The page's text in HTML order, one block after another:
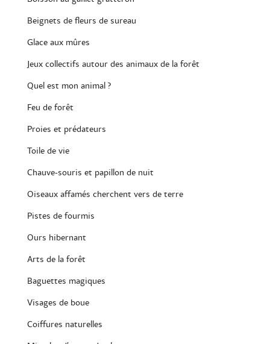
Beignets de fleurs de sureau
Glace aux mûres
Jeux collectifs autour des animaux de la forêt
Quel est mon animal ?
Feu de forêt
Proies et prédateurs
Toile de vie
Chauve-souris et papillon de nuit
Oiseaux affamés cherchent vers de terre
Pistes de fourmis
Ours hibernant
Arts de la forêt
Baguettes magiques
Visages de boue
Coiffures naturelles